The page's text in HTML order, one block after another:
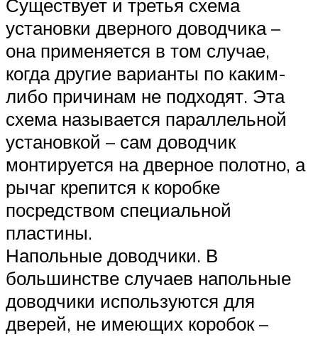
Существует и третья схема
установки дверного доводчика –
она применяется в том случае,
когда другие варианты по каким-
либо причинам не подходят. Эта
схема называется параллельной
установкой – сам доводчик
монтируется на дверное полотно, а
рычаг крепится к коробке
посредством специальной
пластины.
Напольные доводчики. В
большинстве случаев напольные
доводчики используются для
дверей, не имеющих коробок –